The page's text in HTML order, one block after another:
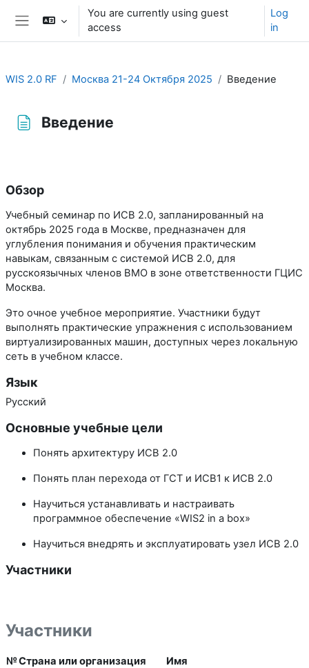
Skip to main content
You are currently using guest
access
Log
in
WIS 2.0 RF Москва 21-24 Октября 2025 Введение
Введение
Обзор
Учебный семинар по ИСВ 2.0, запланированный на
октябрь 2025 года в Москве, предназначен для
углубления понимания и обучения практическим
навыкам, связанным с системой ИСВ 2.0, для
русскоязычных членов ВМО в зоне ответственности ГЦИС
Москва.
Это очное учебное мероприятие. Участники будут
выполнять практические упражнения с использованием
виртуализированных машин, доступных через локальную
сеть в учебном классе.
Язык
Русский
Основные учебные цели
Понять архитектуру ИСВ 2.0
Понять план перехода от ГСТ и ИСВ1 к ИСВ 2.0
Научиться устанавливать и настраивать
программное обеспечение «WIS2 in a box»
Научиться внедрять и эксплуатировать узел ИСВ 2.0
Участники
Участники
№Страна или организация
Имя